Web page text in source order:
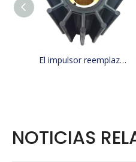
El impulsor reemplaza a JMP 9136K/KASHIYAMA SP-600 CON KINKI BK-0314
NOTICIAS